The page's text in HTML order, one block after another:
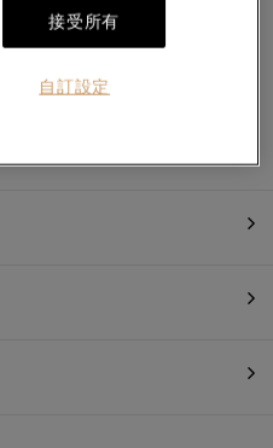
接受所有
自訂設定